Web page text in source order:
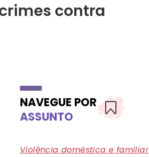
contra
NAVEGUE POR
ASSUNTO
Violência doméstica e familiar